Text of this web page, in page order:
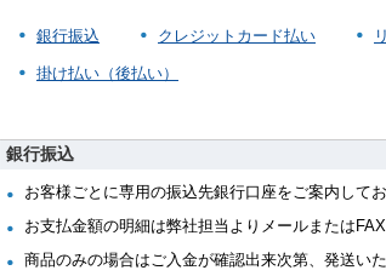
銀行振込 クレジットカード払い
掛け払い（後払い）
銀行振込
お客様ごとに専用の振込先銀行口座をご案内して
お支払金額の明細は弊社担当よりメールまたは
商品のみの場合はご入金が確認出来次第、発送いた